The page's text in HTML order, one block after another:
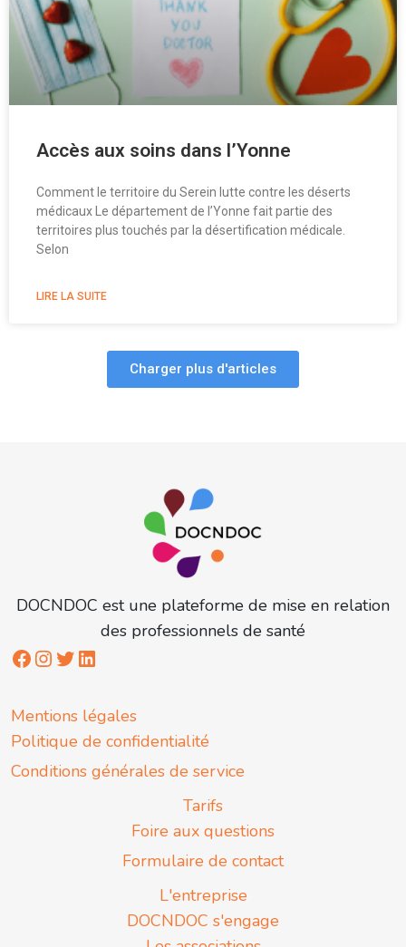
Accès aux soins dans l’Yonne
Comment le territoire du Serein lutte contre les déserts
médicaux Le département de l’Yonne fait partie des
territoires plus touchés par la désertification médicale.
Selon
LIRE LA SUITE
Charger plus d'articles
DOCNDOC est une plateforme de mise en relation
des professionnels de santé
Mentions légales
Politique de confidentialité
Conditions générales de service
Tarifs
Foire aux questions
Formulaire de contact
L'entreprise
DOCNDOC s'engage